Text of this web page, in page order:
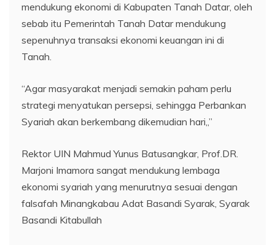
mendukung ekonomi di Kabupaten Tanah Datar, oleh
sebab itu Pemerintah Tanah Datar mendukung
sepenuhnya transaksi ekonomi keuangan ini di
Tanah.
“Agar masyarakat menjadi semakin paham perlu
strategi menyatukan persepsi, sehingga Perbankan
Syariah akan berkembang dikemudian hari,,”
Rektor UIN Mahmud Yunus Batusangkar, Prof.DR.
Marjoni Imamora sangat mendukung lembaga
ekonomi syariah yang menurutnya sesuai dengan
falsafah Minangkabau Adat Basandi Syarak, Syarak
Basandi Kitabullah